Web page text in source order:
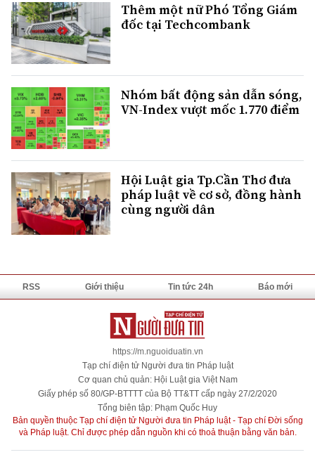
Thêm một nữ Phó Tổng Giám
đốc tại Techcombank
Nhóm bất động sản dẫn sóng,
VN-Index vượt mốc 1.770 điểm
Hội Luật gia Tp.Cần Thơ đưa
pháp luật về cơ sở, đồng hành
cùng người dân
RSS Giới thiệu Tin tức 24h Báo mới
https://m.nguoiduatin.vn
Tạp chí điện tử Người đưa tin Pháp luật
Cơ quan chủ quản: Hội Luật gia Việt Nam
Giấy phép số 80/GP-BTTTT của Bộ TT&TT cấp ngày 27/2/2020
Tổng biên tập: Phạm Quốc Huy
Bản quyền thuộc Tạp chí điện tử Người đưa tin Pháp luật - Tạp chí Đời sống
và Pháp luật. Chỉ được phép dẫn nguồn khi có thoả thuận bằng văn bản.